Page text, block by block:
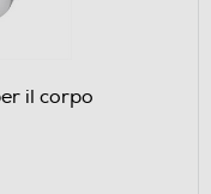
il corpo